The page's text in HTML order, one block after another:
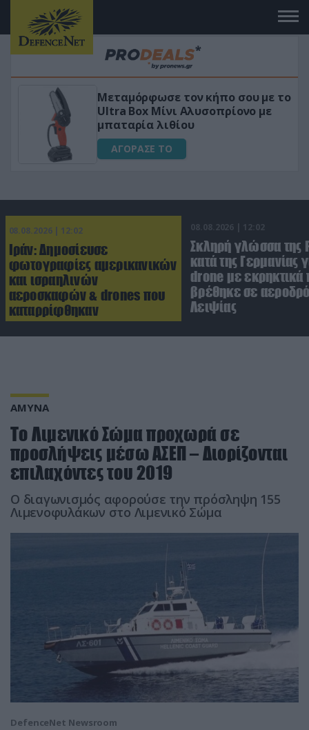
Μεταμόρφωσε τον κήπο σου με το
Ultra Box Μίνι Αλυσοπρίονο με
μπαταρία λιθίου
ΑΓΟΡΑΣΕ ΤΟ
08.08.2026 | 12:02
Ιράν: Δημοσίευσε
φωτογραφίες αμερικανικών
και ισραηλινών
αεροσκαφών & drones που
καταρρίφθηκαν
08.08.2026 | 12:02
Σκληρή γλώσσα της
κατά της Γερμανίας
drone με εκρηκτικά
βρέθηκε σε
Λειψίας
ΑΜΥΝΑ
Το Λιμενικό Σώμα προχωρά σε
προσλήψεις μέσω ΑΣΕΠ – Διορίζονται
επιλαχόντες του 2019
O διαγωνισμός αφορούσε την πρόσληψη 155
Λιμενοφυλάκων στο Λιμενικό Σώμα
DefenceNet Newsroom